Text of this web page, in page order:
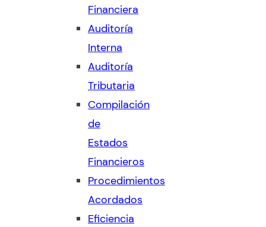
Financiera
Auditoría
Interna
Auditoría
Tributaria
Compilación
de
Estados
Financieros
Procedimientos
Acordados
Eficiencia